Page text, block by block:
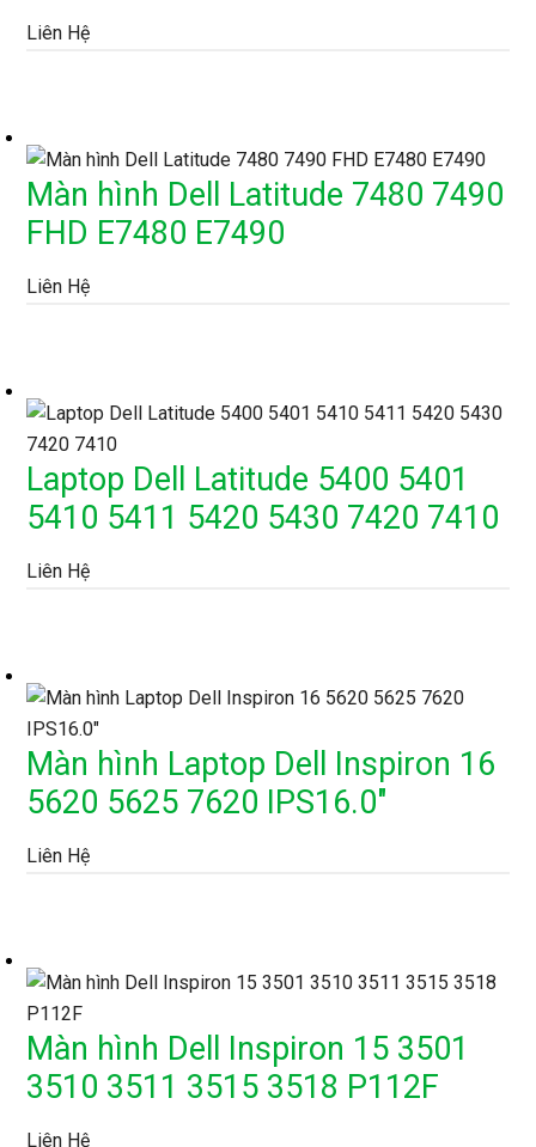
Liên Hệ
Màn hình Dell Latitude 7480 7490
FHD E7480 E7490
Liên Hệ
Laptop Dell Latitude 5400 5401
5410 5411 5420 5430 7420 7410
Liên Hệ
Màn hình Laptop Dell Inspiron 16
5620 5625 7620 IPS16.0″
Liên Hệ
Màn hình Dell Inspiron 15 3501
3510 3511 3515 3518 P112F
Liên Hệ